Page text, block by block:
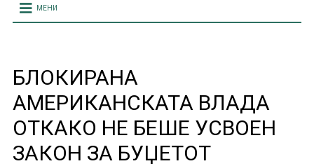
МЕНИ
БЛОКИРАНА
АМЕРИКАНСКАТА ВЛАДА
ОТКАКО НЕ БЕШЕ УСВОЕН
ЗАКОН ЗА БУЏЕТОТ